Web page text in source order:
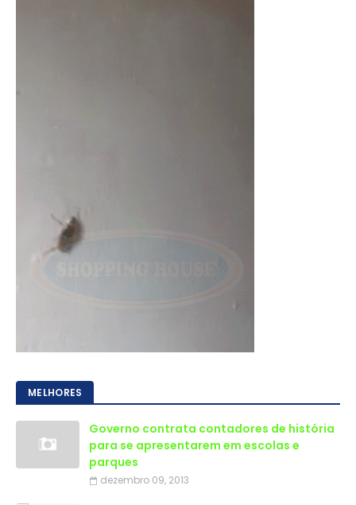
MELHORES
Governo contrata contadores de história
para se apresentarem em escolas e
parques
dezembro 09, 2013